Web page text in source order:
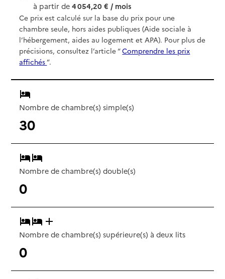
à partir de4 054,20 € / mois
Ce prix est calculé sur la base du prix pour une
chambre seule, hors aides publiques (Aide sociale à
l’hébergement, aides au logement et APA). Pour plus de
précisions, consultez l’article “Comprendre les prix
affichés”.
Nombre de chambre(s) simple(s)
30
Nombre de chambre(s) double(s)
0
Nombre de chambre(s) supérieure(s) à deux lits
0